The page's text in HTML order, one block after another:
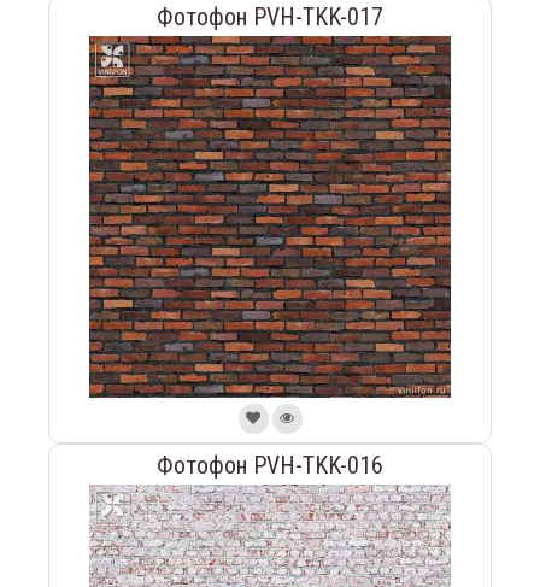
Фотофон PVH-TKK-017
Фотофон PVH-TKK-016